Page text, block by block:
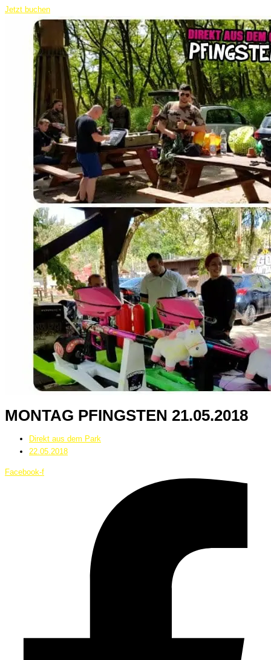
Jetzt buchen
MONTAG PFINGSTEN 21.05.2018
Direkt aus dem Park
22.05.2018
Facebook-f